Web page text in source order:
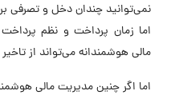
نمی‌توانید چندان دخل و تصرفی
اما زمان پرداخت و نظم
مالی هوشمندانه می‌تواند از
اما اگر چنین مدیریت مالی